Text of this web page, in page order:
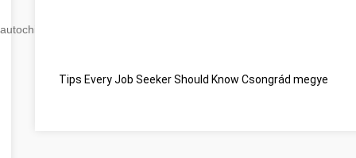
Tips Every Job Seeker Should Know Csongrád megye